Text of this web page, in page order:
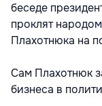
беседе
проклят
Плахотнюка на
Сам Плахотнюк
бизнеса в